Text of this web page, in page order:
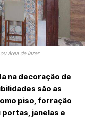
área de lazer
na decoração de
são as
piso, forração
janelas e